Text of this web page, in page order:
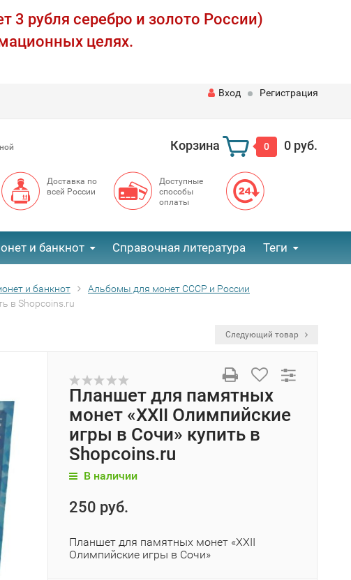
3 рубля серебро и золото России)
целях.
Вход Регистрация
Корзина 0 0 руб.
Доставка по
всей России
Доступные
способы
оплаты
и банкнот Справочная литература Теги
и банкнот
Альбомы для монет СССР и России
в Shopcoins.ru
Следующий товар
Планшет для памятных
монет «XXII Олимпийские
игры в Сочи» купить в
Shopcoins.ru
В наличии
250 руб.
Планшет для памятных монет «XXII
Олимпийские игры в Сочи»